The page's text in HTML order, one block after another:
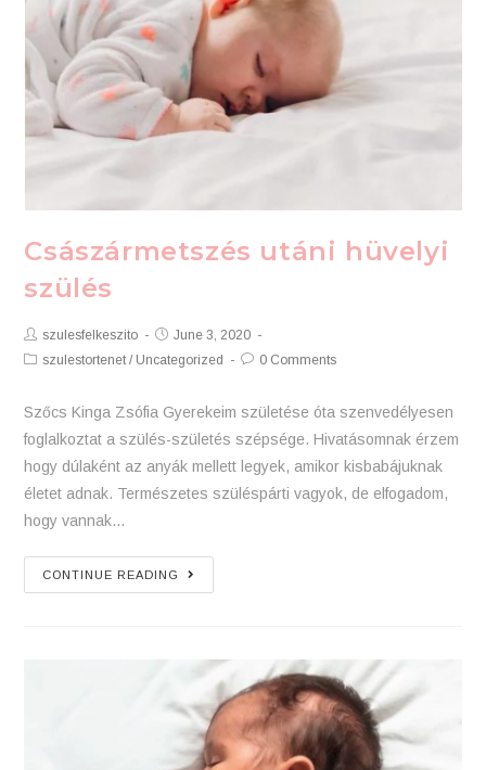
Császármetszés utáni hüvelyi
szülés
Postszulesfelkeszito
PostJune 3, 2020
Postszulestortenet / Uncategorized
Post0 Comments
Szőcs Kinga Zsófia Gyerekeim születése óta szenvedélyesen
foglalkoztat a szülés-születés szépsége. Hivatásomnak érzem
hogy dúlaként az anyák mellett legyek, amikor kisbabájuknak
életet adnak. Természetes szüléspárti vagyok, de elfogadom,
hogy vannak…
CONTINUE READING
utáni